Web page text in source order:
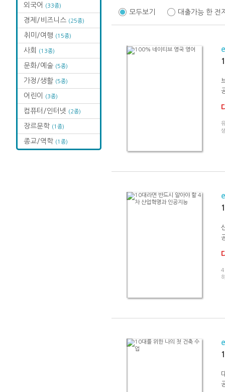
외국어 (33종)
경제/비즈니스 (25종)
취미/여행 (15종)
사회 (13종)
문화/예술 (5종)
가정/생활 (5종)
어린이 (3종)
컴퓨터/인터넷 (2종)
장르문학 (1종)
종교/역학 (1종)
모두보기 대출가능 한 전
4